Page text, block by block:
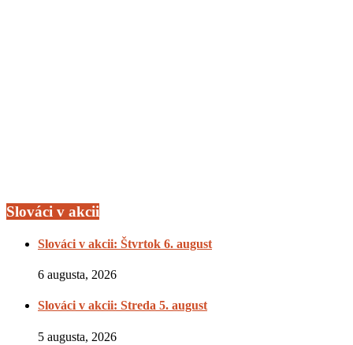
Slováci v akcii
Slováci v akcii: Štvrtok 6. august
6 augusta, 2026
Slováci v akcii: Streda 5. august
5 augusta, 2026